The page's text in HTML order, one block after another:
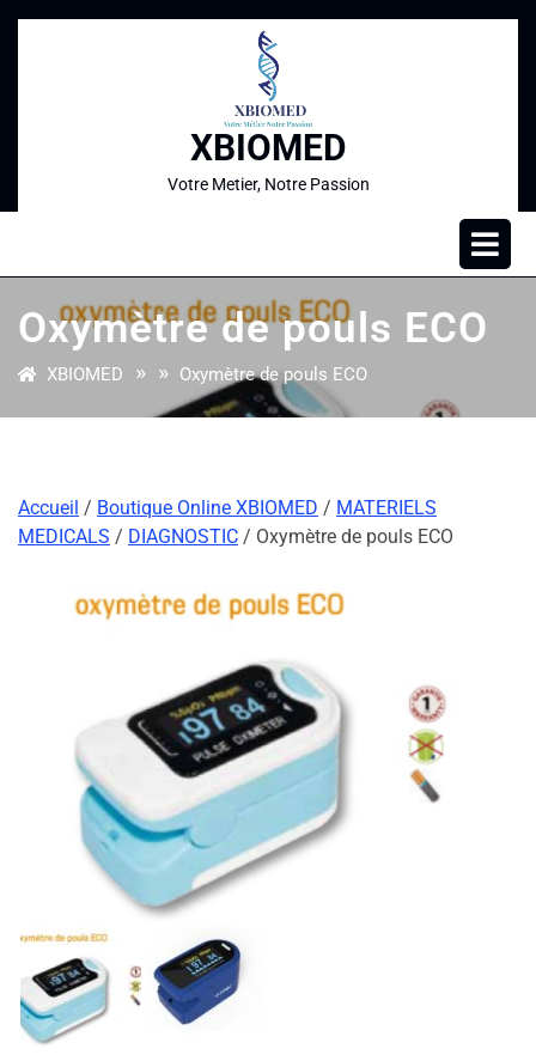
XBIOMED
Votre Metier, Notre Passion
Oxymètre de pouls ECO
XBIOMED » » Oxymètre de pouls ECO
Accueil / Boutique Online XBIOMED / MATERIELS
MEDICALS / DIAGNOSTIC / Oxymètre de pouls ECO